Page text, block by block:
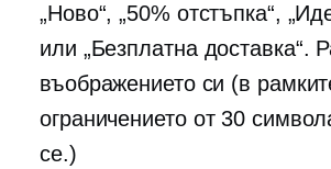
„Ново“, „50% отстъпка“,
или „Безплатна доставка“.
въображението си (в
ограничението от 30
се.)